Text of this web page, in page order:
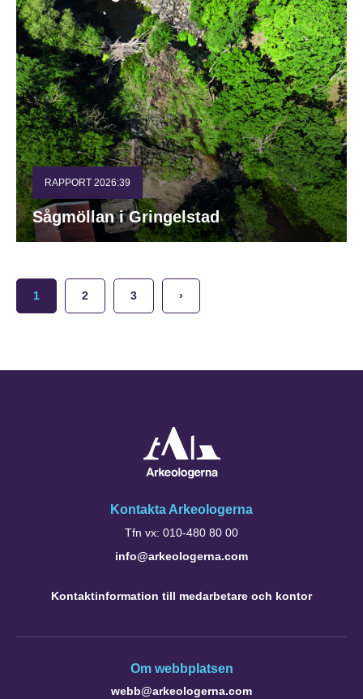
RAPPORT 2026:39
Sågmöllan i Gringelstad
1 2 3 ›
Kontakta Arkeologerna
Tfn vx: 010-480 80 00
info@arkeologerna.com
Kontaktinformation till medarbetare och kontor
Om webbplatsen
webb@arkeologerna.com